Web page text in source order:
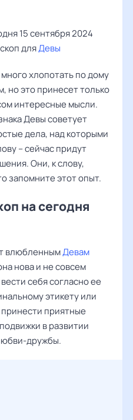
15 сентября 2024
для Девы
хлопотать по дому
но это принесет только
интересные мысли.
Девы советует
дела, над которыми
– сейчас придут
Они, к слову,
запомните этот опыт.
на сегодня
влюбленнымДевам
нова и не совсем
себя согласно ее
этикету или
приятные
в развитии
дружбы.